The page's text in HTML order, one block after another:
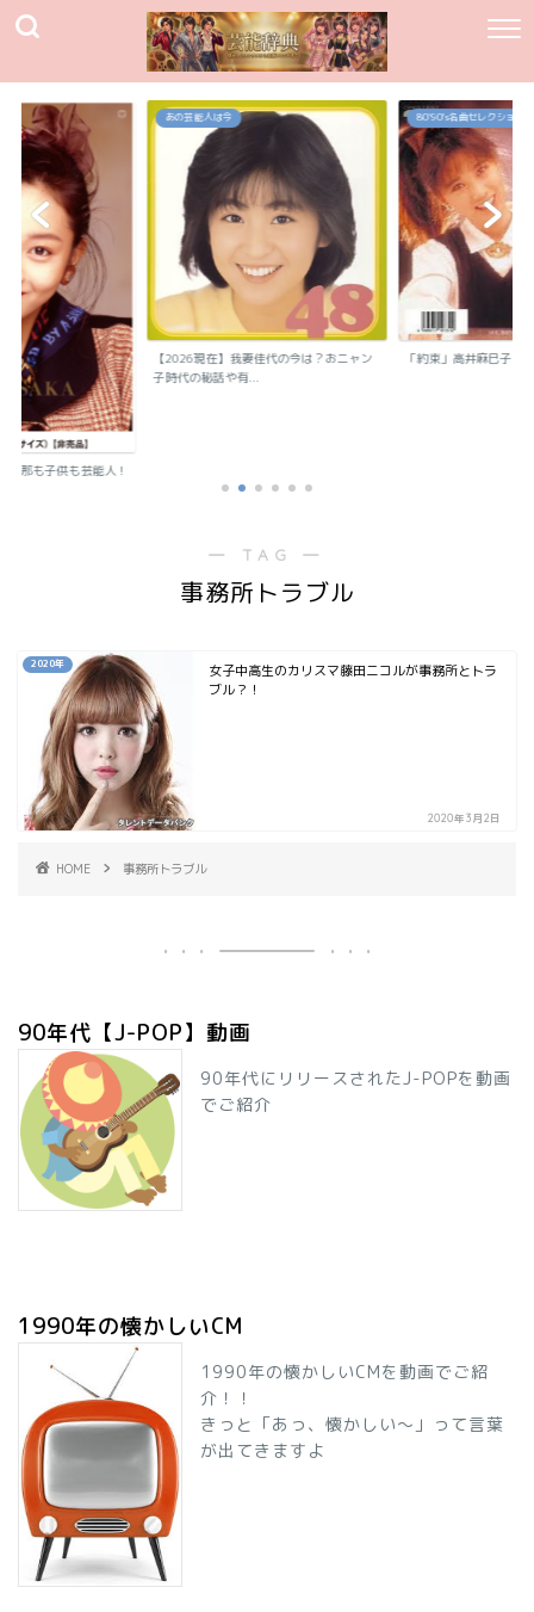
旦那も子供も芸能人！
あの芸能人は今
【2026現在】我妻佳代の今は？おニャン
子時代の秘話や有...
80`90's名曲セレクション
「約束」高井麻巳子
― TAG ―
事務所トラブル
2020年
女子中高生のカリスマ藤田ニコルが事務所とトラ
ブル？！
2020年3月2日
HOME 事務所トラブル
90年代【J-POP】動画
90年代にリリースされたJ-POPを動画
でご紹介
1990年の懐かしいCM
1990年の懐かしいCMを動画でご紹
介！！
きっと「あっ、懐かしい～」って言葉
が出てきますよ